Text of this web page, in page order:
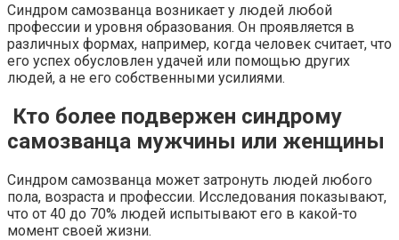
Синдром самозванца возникает у людей любой
профессии и уровня образования. Он проявляется в
различных формах, например, когда человек считает, что
его успех обусловлен удачей или помощью других
людей, а не его собственными усилиями.
Кто более подвержен синдрому
самозванца мужчины или женщины
Синдром самозванца может затронуть людей любого
пола, возраста и профессии. Исследования показывают,
что от 40 до 70% людей испытывают его в какой-то
момент своей жизни.